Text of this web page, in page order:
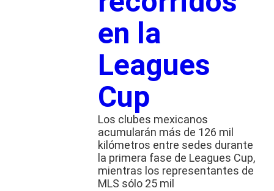
en la
Leagues
Cup
Los clubes mexicanos
acumularán más de 126 mil
kilómetros entre sedes durante
la primera fase de Leagues Cup,
mientras los representantes de
MLS sólo 25 mil